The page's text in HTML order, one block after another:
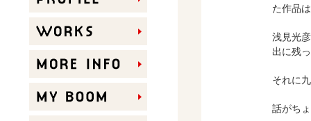
た作品
浅見光
出に残
それに
話がち